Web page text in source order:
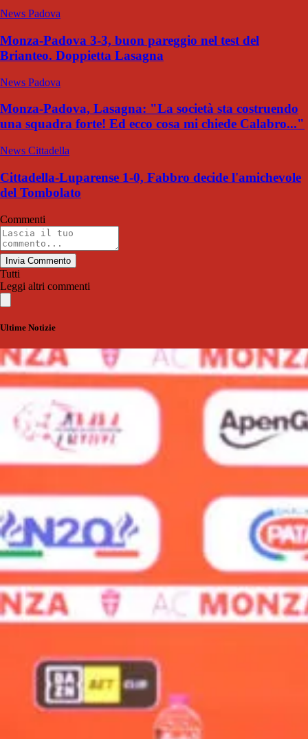
News Padova
Monza-Padova 3-3, buon pareggio nel test del
Brianteo. Doppietta Lasagna
News Padova
Monza-Padova, Lasagna: "La società sta costruendo
una squadra forte! Ed ecco cosa mi chiede Calabro..."
News Cittadella
Cittadella-Luparense 1-0, Fabbro decide l'amichevole
del Tombolato
Commenti
Invia Commento
Tutti
Leggi altri commenti
Ultime Notizie